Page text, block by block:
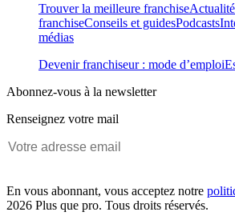
Trouver la meilleure franchise
franchiseConseils et guidesPodcasts
médias
Devenir franchiseur : mode d’emploi
Abonnez-vous à la newsletter
Renseignez votre mail
En vous abonnant, vous acceptez notre
2026 Plus que pro. Tous droits réservés.